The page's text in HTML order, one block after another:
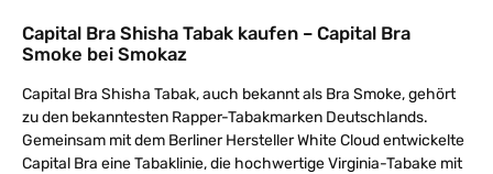
Capital Bra Shisha Tabak kaufen – Capital Bra
Smoke bei Smokaz
Capital Bra Shisha Tabak, auch bekannt als Bra Smoke, gehört
zu den bekanntesten Rapper-Tabakmarken Deutschlands.
Gemeinsam mit dem Berliner Hersteller White Cloud entwickelte
Capital Bra eine Tabaklinie, die hochwertige Virginia-Tabake mit